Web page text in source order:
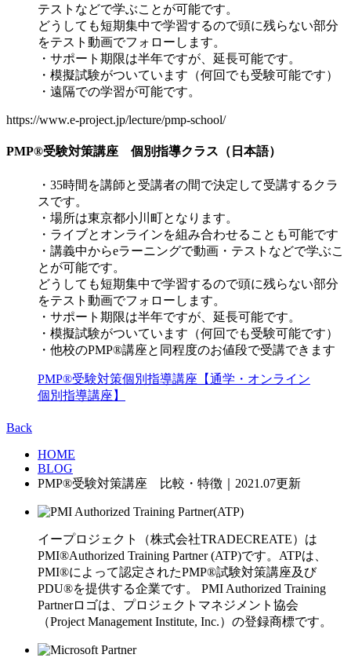
テストなどで学ぶことが可能です。
どうしても短期集中で学習するので頭に残らない部分
をテスト動画でフォローします。
・サポート期限は半年ですが、延長可能です。
・模擬試験がついています（何回でも受験可能です）
・遠隔での学習が可能です。
https://www.e-project.jp/lecture/pmp-school/
PMP®受験対策講座 個別指導クラス（日本語）
・35時間を講師と受講者の間で決定して受講するクラ
スです。
・場所は東京都小川町となります。
・ライブとオンラインを組み合わせることも可能です
・講義中からeラーニングで動画・テストなどで学ぶこ
とが可能です。
どうしても短期集中で学習するので頭に残らない部分
をテスト動画でフォローします。
・サポート期限は半年ですが、延長可能です。
・模擬試験がついています（何回でも受験可能です）
・他校のPMP®講座と同程度のお値段で受講できます
PMP®受験対策個別指導講座【通学・オンライン
個別指導講座】
Back
HOME
BLOG
PMP®受験対策講座 比較・特徴｜2021.07更新
イープロジェクト（株式会社TRADECREATE）は
PMI®Authorized Training Partner (ATP)です。ATPは、
PMI®によって認定されたPMP®試験対策講座及び
PDU®を提供する企業です。 PMI Authorized Training
Partnerロゴは、プロジェクトマネジメント協会
（Project Management Institute, Inc.）の登録商標です。